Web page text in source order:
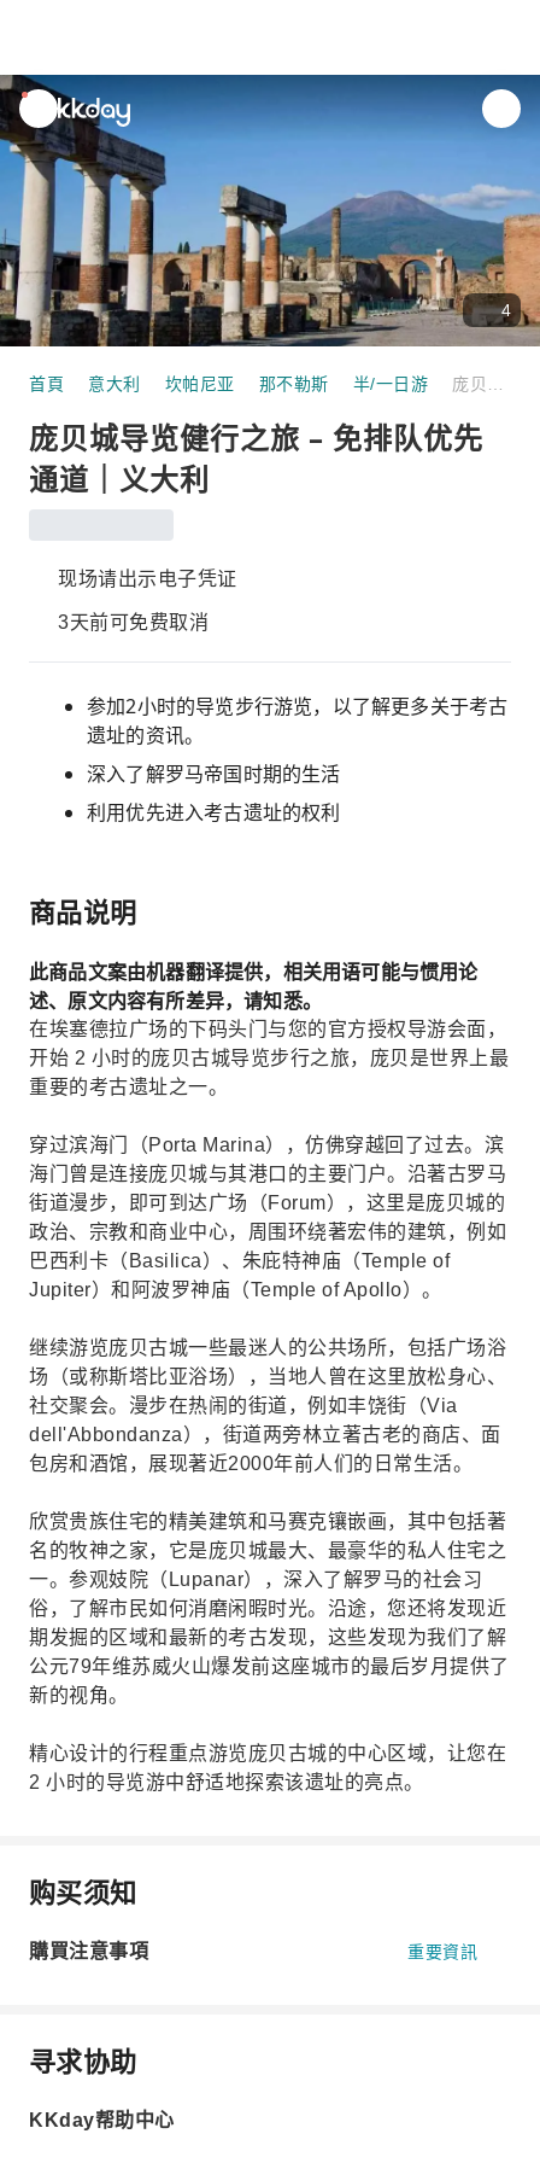
unread
notifications
4
首頁 意大利 坎帕尼亚 那不勒斯 半/一日游
庞贝城导览健行之旅 – 免排队优先
通道｜义大利
现场请出示电子凭证
3天前可免费取消
参加2小时的导览步行游览，以了解更多关于考古
遗址的资讯。
深入了解罗马帝国时期的生活
利用优先进入考古遗址的权利
商品说明
此商品文案由机器翻译提供，相关用语可能与惯用论
述、原文内容有所差异，请知悉。
在埃塞德拉广场的下码头门与您的官方授权导游会面，
开始 2 小时的庞贝古城导览步行之旅，庞贝是世界上最
重要的考古遗址之一。
穿过滨海门（Porta Marina），仿佛穿越回了过去。滨
海门曾是连接庞贝城与其港口的主要门户。沿著古罗马
街道漫步，即可到达广场（Forum），这里是庞贝城的
政治、宗教和商业中心，周围环绕著宏伟的建筑，例如
巴西利卡（Basilica）、朱庇特神庙（Temple of
Jupiter）和阿波罗神庙（Temple of Apollo）。
继续游览庞贝古城一些最迷人的公共场所，包括广场浴
场（或称斯塔比亚浴场），当地人曾在这里放松身心、
社交聚会。漫步在热闹的街道，例如丰饶街（Via
dell'Abbondanza），街道两旁林立著古老的商店、面
包房和酒馆，展现著近2000年前人们的日常生活。
欣赏贵族住宅的精美建筑和马赛克镶嵌画，其中包括著
名的牧神之家，它是庞贝城最大、最豪华的私人住宅之
一。参观妓院（Lupanar），深入了解罗马的社会习
俗，了解市民如何消磨闲暇时光。沿途，您还将发现近
期发掘的区域和最新的考古发现，这些发现为我们了解
公元79年维苏威火山爆发前这座城市的最后岁月提供了
新的视角。
精心设计的行程重点游览庞贝古城的中心区域，让您在
2 小时的导览游中舒适地探索该遗址的亮点。
购买须知
購買注意事項 重要資訊
寻求协助
KKday帮助中心